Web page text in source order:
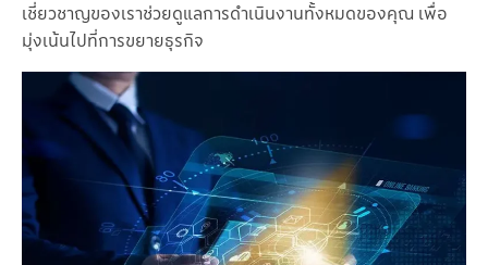
เชี่ยวชาญของเราช่วยดูแลการดำเนินงานทั้งหมดของคุณ เพื่อ
มุ่งเน้นไปที่การขยายธุรกิจ